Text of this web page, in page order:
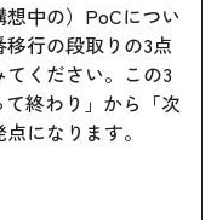
中の）PoCについ
行の段取りの3点
ください。この3
終わり」から「次
になります。